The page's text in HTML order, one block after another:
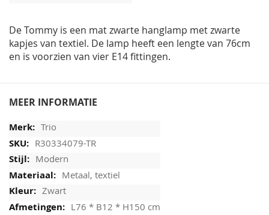
De Tommy is een mat zwarte hanglamp met zwarte
kapjes van textiel. De lamp heeft een lengte van 76cm
en is voorzien van vier E14 fittingen.
MEER INFORMATIE
Trio
R30334079-TR
Modern
Metaal, textiel
Zwart
L76 * B12 * H150 cm